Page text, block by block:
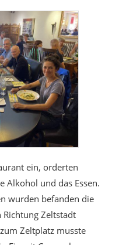
ein, orderten
Alkohol und das Essen.
wurden befanden die
Zeltstadt
Zeltplatz musste